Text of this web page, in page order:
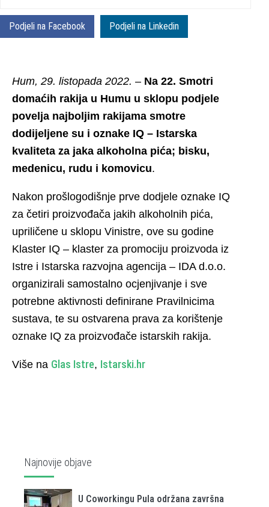
Podjeli na Facebook Podjeli na Linkedin
Hum, 29. listopada 2022. – Na 22. Smotri
domaćih rakija u Humu u sklopu podjele
povelja najboljim rakijama smotre
dodijeljene su i oznake IQ – Istarska
kvaliteta za jaka alkoholna pića; bisku,
medenicu, rudu i komovicu.
Nakon prošlogodišnje prve dodjele oznake IQ
za četiri proizvođača jakih alkoholnih pića,
upriličene u sklopu Vinistre, ove su godine
Klaster IQ – klaster za promociju proizvoda iz
Istre i Istarska razvojna agencija – IDA d.o.o.
organizirali samostalno ocjenjivanje i sve
potrebne aktivnosti definirane Pravilnicima
sustava, te su ostvarena prava za korištenje
oznake IQ za proizvođače istarskih rakija.
Više na Glas Istre, Istarski.hr
Najnovije objave
U Coworkingu Pula održana završna